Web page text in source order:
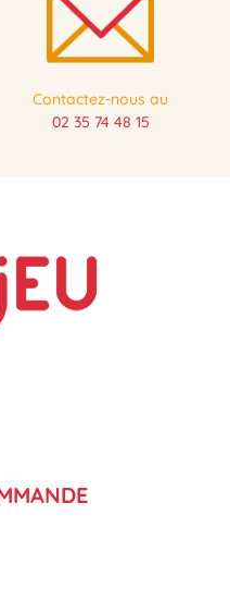
Contactez-nous au
02 35 74 48 15